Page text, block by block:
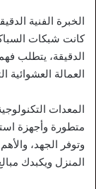
الخبرة الفنية
كانت شبكات
الدقيقة، يتطلب
العمالة
المعدات
متطورة وأجهزة
وتوفر الجهد،
المنزل ويكبدك